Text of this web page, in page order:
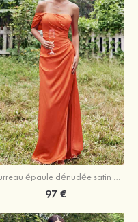
Fourreau épaule dénudée satin extensible ras du sol robe de demoiselle d'honneur
97 €